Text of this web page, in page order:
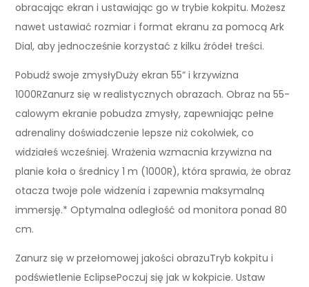
obracając ekran i ustawiając go w trybie kokpitu. Możesz
nawet ustawiać rozmiar i format ekranu za pomocą Ark
Dial, aby jednocześnie korzystać z kilku źródeł treści.
Pobudź swoje zmysłyDuży ekran 55” i krzywizna
1000RZanurz się w realistycznych obrazach. Obraz na 55-
calowym ekranie pobudza zmysły, zapewniając pełne
adrenaliny doświadczenie lepsze niż cokolwiek, co
widziałeś wcześniej. Wrażenia wzmacnia krzywizna na
planie koła o średnicy 1 m (1000R), która sprawia, że obraz
otacza twoje pole widzenia i zapewnia maksymalną
immersję.* Optymalna odległość od monitora ponad 80
cm.
Zanurz się w przełomowej jakości obrazuTryb kokpitu i
podświetlenie EclipsePoczuj się jak w kokpicie. Ustaw